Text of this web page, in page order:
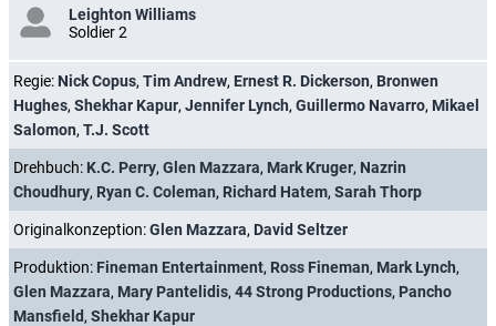
Leighton Williams
Soldier 2
Regie: Nick Copus, Tim Andrew, Ernest R. Dickerson, Bronwen
Hughes, Shekhar Kapur, Jennifer Lynch, Guillermo Navarro, Mikael
Salomon, T.J. Scott
Drehbuch: K.C. Perry, Glen Mazzara, Mark Kruger, Nazrin
Choudhury, Ryan C. Coleman, Richard Hatem, Sarah Thorp
Originalkonzeption:Glen Mazzara, David Seltzer
Produktion: Fineman Entertainment, Ross Fineman, Mark Lynch,
Glen Mazzara, Mary Pantelidis, 44 Strong Productions, Pancho
Mansfield, Shekhar Kapur